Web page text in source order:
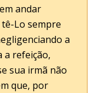
andar
Lo sempre
a
a refeição,
sua irmã não
que, por